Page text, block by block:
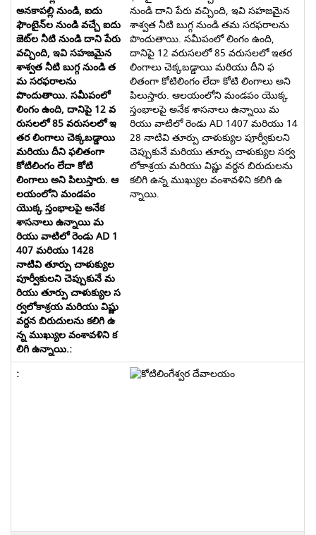
నుండి దాని పేరు వచ్చింది, ఇవి సహజమైన
శాశ్వత నీటి బుగ్గ నుండి తమ సరఫరాలను
పొందుతాయి. సమీపంలో లింగం ఉంది,
దానిపై 12 వరుసలలో 85 వరుసలలో ఇతర
లింగాలు చెక్కబడ్డాయి మరియు దీని ఫ
లితంగా కోటిలింగం లేదా కోటి లింగాలు అని
పిలుస్తారు. ఆలయంలోని మండపం యొక్క
స్తంభాలపై అనేక శాసనాలు ఉన్నాయి మ
రియు వాటిలో రెండు AD 1407 మరియు 14
28 నాటివి తూర్పు చాళుక్యుల పూర్వీకులని
చెప్పుకునే మరియు తూర్పు చాళుక్యుల సర్వ
లోకాశ్రయ మరియు విష్ణు వర్దన బిరుదులను
కలిగి ఉన్న ముఖ్యుల వంశావళిని కలిగి ఉ
న్నాయి.